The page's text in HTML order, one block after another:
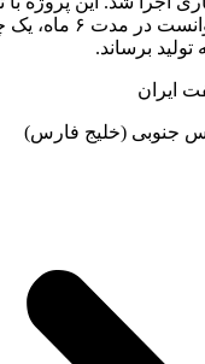
ایمنی و کاهش هزینه‌ها
تولید برساند.
ایران